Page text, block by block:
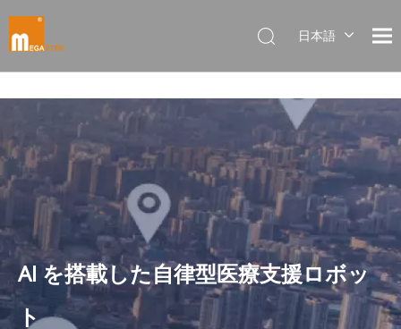
日本語
한국어
Italiano
Deutsch
Español
Français
简体中文
English
AI を搭載した自律型医療支援ロボッ
ト